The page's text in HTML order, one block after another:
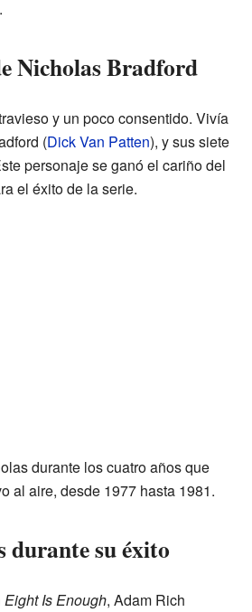
.
Nicholas Bradford
y un poco consentido. Vivía
(Dick Van Patten), y sus siete
personaje se ganó el cariño del
el éxito de la serie.
durante los cuatro años que
al aire, desde 1977 hasta 1981.
su éxito
Eight Is Enough, Adam Rich